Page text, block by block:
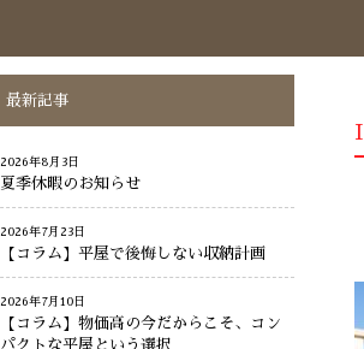
最新記事
2026年8月3日
夏季休暇のお知らせ
2026年7月23日
【コラム】平屋で後悔しない収納計画
2026年7月10日
【コラム】物価高の今だからこそ、コン
パクトな平屋という選択